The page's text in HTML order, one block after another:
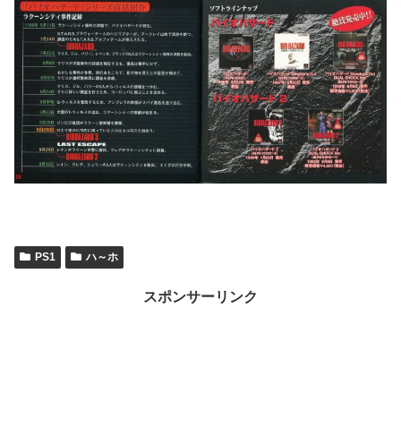
PS1 ハ～ホ
スポンサーリンク